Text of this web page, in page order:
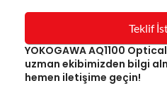
Teklif
YOKOGAWA AQ1100
uzman ekibimizden bilgi
hemen iletişime geçin!